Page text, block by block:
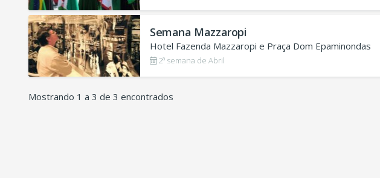
Semana Mazzaropi
Hotel Fazenda Mazzaropi e Praça Dom Epaminondas
2ª semana de Abril
Mostrando 1 a 3 de 3 encontrados